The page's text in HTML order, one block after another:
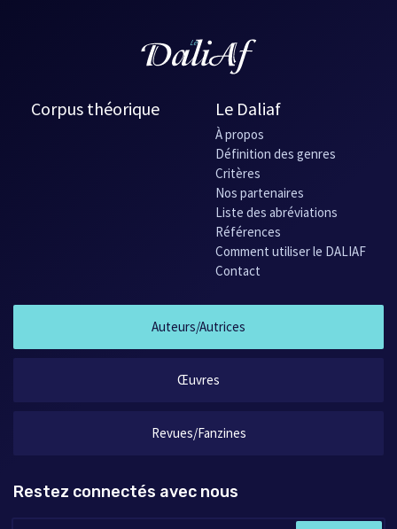
Corpus théorique Le Daliaf
À propos
Définition des genres
Critères
Nos partenaires
Liste des abréviations
Références
Comment utiliser le DALIAF
Contact
Auteurs/Autrices
Œuvres
Revues/Fanzines
Restez connectés avec nous